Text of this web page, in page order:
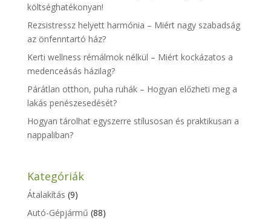
költséghatékonyan!
Rezsistressz helyett harmónia – Miért nagy szabadság
az önfenntartó ház?
Kerti wellness rémálmok nélkül – Miért kockázatos a
medenceásás házilag?
Párátlan otthon, puha ruhák – Hogyan előzheti meg a
lakás penészesedését?
Hogyan tárolhat egyszerre stílusosan és praktikusan a
nappaliban?
Kategóriák
Átalakítás (9)
Autó-Gépjármű (88)